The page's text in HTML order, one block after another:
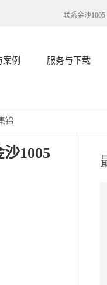
联系金沙1005
案例 服务与下载
锦
1005